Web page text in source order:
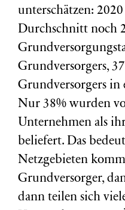
unterschätzen:
Durchschnitt noch
Grundversorgers,
Grundversorgers in
Nur 38% wurden
Unternehmen als
beliefert. Das
Netzgebieten
Grundversorger,
dann teilen sich